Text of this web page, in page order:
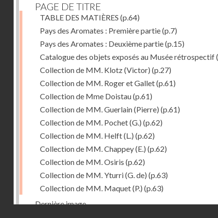
PAGE DE TITRE
TABLE DES MATIÈRES (p.64)
Pays des Aromates : Première partie(p.7)
Pays des Aromates : Deuxième partie(p.15)
Catalogue des objets exposés au Musée rétrospectif
Collection de MM. Klotz (Victor) (p.27)
Collection de MM. Roger et Gallet(p.61)
Collection de Mme Doistau(p.61)
Collection de MM. Guerlain (Pierre) (p.61)
Collection de MM. Pochet (G.) (p.62)
Collection de MM. Helft (L.) (p.62)
Collection de MM. Chappey (E.) (p.62)
Collection de MM. Osiris (p.62)
Collection de MM. Yturri (G. de) (p.63)
Collection de MM. Maquet (P.) (p.63)
Dernière image